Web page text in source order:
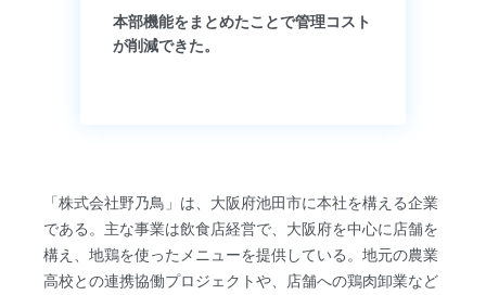
本部機能をまとめたことで管理コスト
が削減できた。
「株式会社野乃鳥」は、大阪府池田市に本社を構える企業
である。主な事業は飲食店経営で、大阪府を中心に店舗を
構え、地鶏を使ったメニューを提供している。地元の農業
高校との連携協働プロジェクトや、店舗への鶏肉卸業など